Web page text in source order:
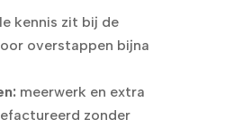
kennis zit bij de
overstappen bijna
meerwerk en extra
zonder